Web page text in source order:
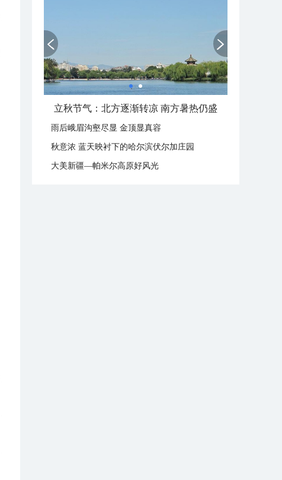
立秋节气：北方逐渐转凉 南方暑热仍盛
雨后峨眉沟壑尽显 金顶显真容
秋意浓 蓝天映衬下的哈尔滨伏尔加庄园
大美新疆—帕米尔高原好风光